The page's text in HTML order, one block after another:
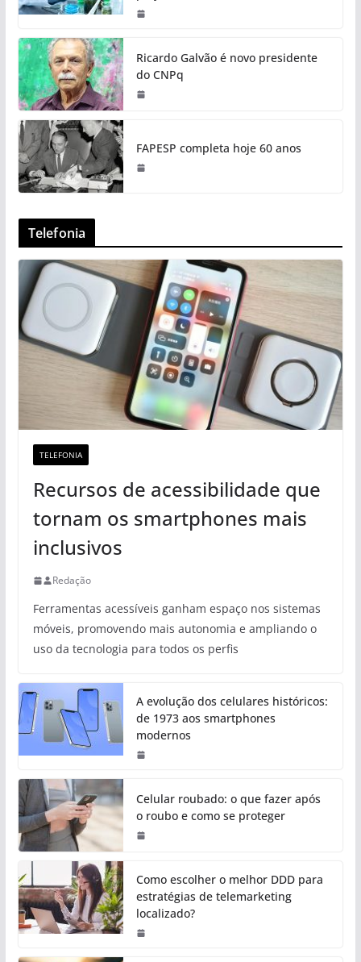
Ricardo Galvão é novo presidente
do CNPq
FAPESP completa hoje 60 anos
Telefonia
TELEFONIA
Recursos de acessibilidade que
tornam os smartphones mais
inclusivos
Redação
Ferramentas acessíveis ganham espaço nos sistemas
móveis, promovendo mais autonomia e ampliando o
uso da tecnologia para todos os perfis
A evolução dos celulares históricos:
de 1973 aos smartphones
modernos
Celular roubado: o que fazer após
o roubo e como se proteger
Como escolher o melhor DDD para
estratégias de telemarketing
localizado?